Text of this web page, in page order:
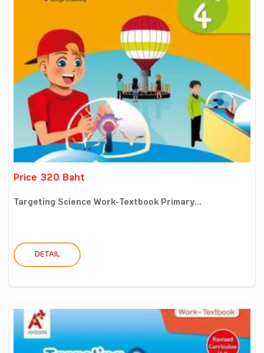
Price 320 Baht
Targeting Science Work-Textbook Primary...
DETAIL